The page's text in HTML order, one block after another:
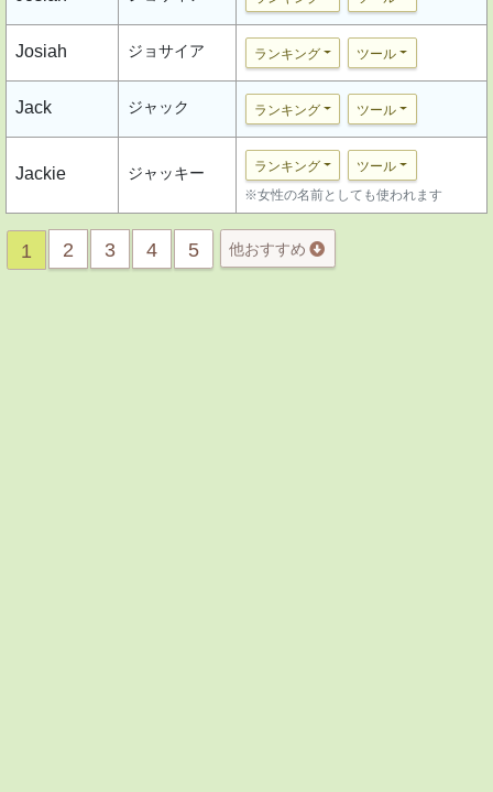
Josiah ジョサイア ランキング ツール
Jack ジャック ランキング ツール
Jackie ジャッキー ランキング
ツール
※女性の名前としても使われます
1 2 3 4 5 他おすすめ